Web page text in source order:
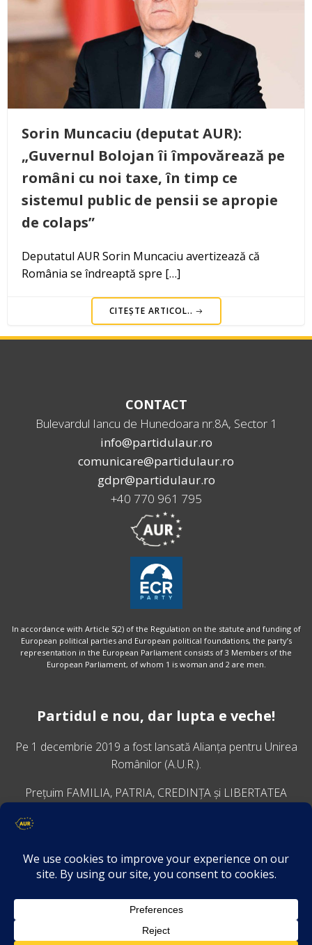
Sorin Muncaciu (deputat AUR):
„Guvernul Bolojan îi împovărează pe
români cu noi taxe, în timp ce
sistemul public de pensii se apropie
de colaps”
Deputatul AUR Sorin Muncaciu avertizează că
România se îndreaptă spre […]
CITEȘTE ARTICOL..
CONTACT
Bulevardul Iancu de Hunedoara nr.8A, Sector 1
info@partidulaur.ro
comunicare@partidulaur.ro
gdpr@partidulaur.ro
+40 770 961 795
In accordance with Article 5(2) of the Regulation on the statute and funding of
European political parties and European political foundations, the party’s
representation in the European Parliament consists of 3 Members of the
European Parliament, of whom 1 is woman and 2 are men.
Partidul e nou, dar lupta e veche!
Pe 1 decembrie 2019 a fost lansatăAlianța pentru Unirea
Românilor (A.U.R.).
Prețuim FAMILIA, PATRIA, CREDINȚA și LIBERTATEA
VINO ALĂTURI DE NOI
Descarcă aplicația Platforma AUR
Termeni și condiții de confidențialitate